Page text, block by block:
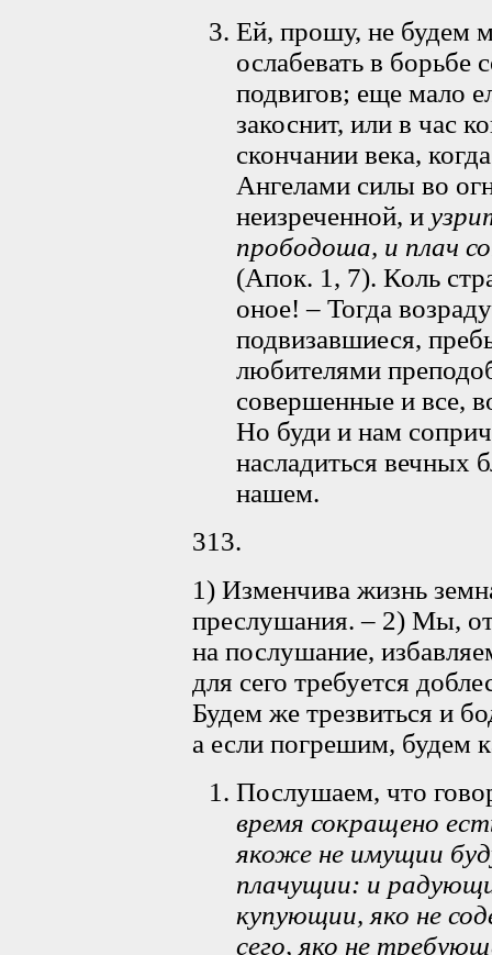
Ей, прошу, не будем
ослабевать в борьбе
подвигов; еще мало
закоснит, или в час
скончании века,
Ангелами силы во
неизреченной, и
прободоша, и плач
(Апок. 1, 7). Коль
оное! – Тогда
подвизавшиеся,
любителями
совершенные и все,
Но буди и нам
насладиться вечных
нашем.
313.
1) Изменчива жизнь
преслушания. – 2) Мы,
на послушание,
для сего требуется
Будем же трезвиться и
а если погрешим, будем
Послушаем, что
время сокращено
якоже не имущии
плачущии: и
купующии, яко не
сего, яко не